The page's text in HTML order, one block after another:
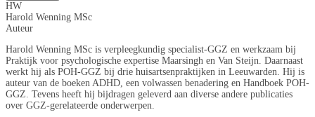
HW
Harold Wenning MSc
Auteur
Harold Wenning MSc is verpleegkundig specialist-GGZ en werkzaam bij
Praktijk voor psychologische expertise Maarsingh en Van Steijn. Daarnaast
werkt hij als POH-GGZ bij drie huisartsenpraktijken in Leeuwarden. Hij is
auteur van de boeken ADHD, een volwassen benadering en Handboek POH-
GGZ. Tevens heeft hij bijdragen geleverd aan diverse andere publicaties
over GGZ-gerelateerde onderwerpen.